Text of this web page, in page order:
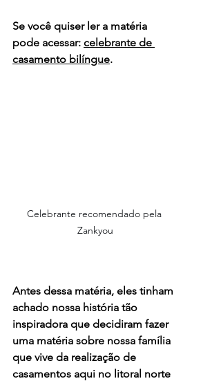
Se você quiser ler a matéria
pode acessar: celebrante de
casamento bilíngue.
Celebrante recomendado pela
Zankyou
Antes dessa matéria, eles tinham
achado nossa história tão
inspiradora que decidiram fazer
uma matéria sobre nossa família
que vive da realização de
casamentos aqui no litoral norte